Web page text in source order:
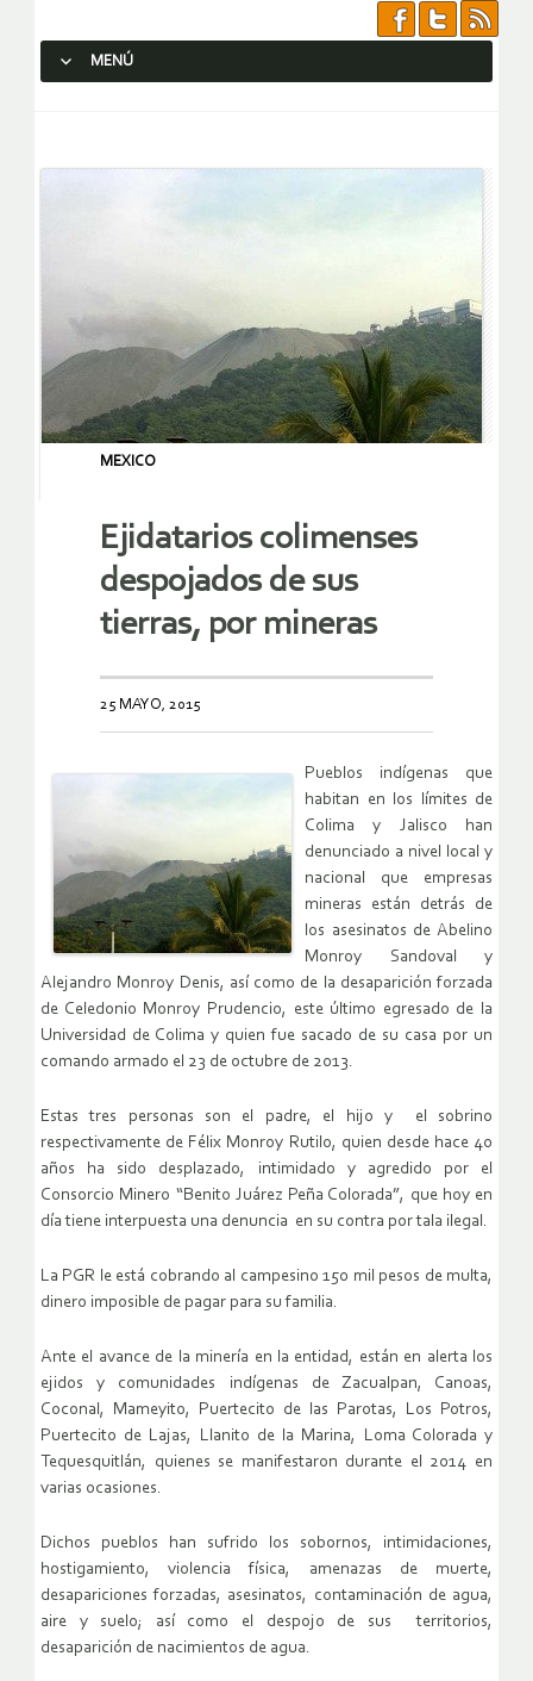
MENÚ
MEXICO
Ejidatarios colimenses
despojados de sus
tierras, por mineras
25 MAYO, 2015
Pueblos indígenas que
habitan en los límites de
Colima y Jalisco han
denunciado a nivel local y
nacional que empresas
mineras están detrás de
los asesinatos de Abelino
Monroy Sandoval y
Alejandro Monroy Denis, así como de la desaparición forzada
de Celedonio Monroy Prudencio, este último egresado de la
Universidad de Colima y quien fue sacado de su casa por un
comando armado el 23 de octubre de 2013.
Estas tres personas son el padre, el hijo y el sobrino
respectivamente de Félix Monroy Rutilo, quien desde hace 40
años ha sido desplazado, intimidado y agredido por el
Consorcio Minero “Benito Juárez Peña Colorada”, que hoy en
día tiene interpuesta una denuncia en su contra por tala ilegal.
La PGR le está cobrando al campesino 150 mil pesos de multa,
dinero imposible de pagar para su familia.
Ante el avance de la minería en la entidad, están en alerta los
ejidos y comunidades indígenas de Zacualpan, Canoas,
Coconal, Mameyito, Puertecito de las Parotas, Los Potros,
Puertecito de Lajas, Llanito de la Marina, Loma Colorada y
Tequesquitlán, quienes se manifestaron durante el 2014 en
varias ocasiones.
Dichos pueblos han sufrido los sobornos, intimidaciones,
hostigamiento, violencia física, amenazas de muerte,
desapariciones forzadas, asesinatos, contaminación de agua,
aire y suelo; así como el despojo de sus territorios,
desaparición de nacimientos de agua.